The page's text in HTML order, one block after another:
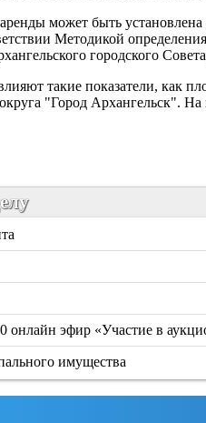
может быть
Методикой
городского
такие показатели, как
"Город Архангельск".
онлайн эфир «Участие в
имущества